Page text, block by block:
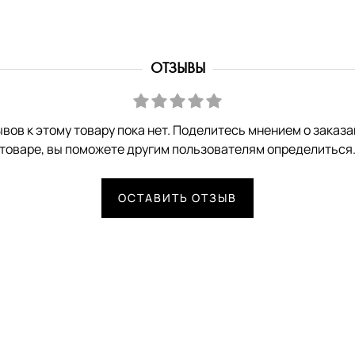
ОТЗЫВЫ
к этому товару пока нет. Поделитесь мнением о
товаре, вы поможете другим пользователям определиться.
ОСТАВИТЬ ОТЗЫВ